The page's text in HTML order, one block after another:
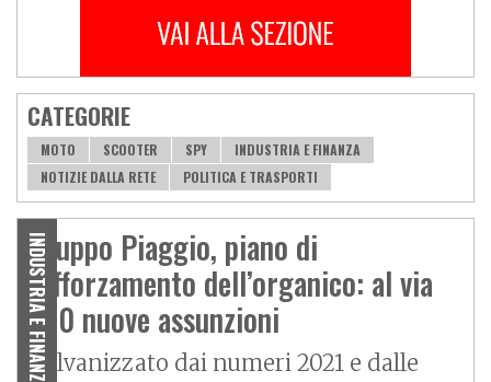
CATEGORIE
MOTO SCOOTER SPY
INDUSTRIA E FINANZA
NOTIZIE DALLA RETE
POLITICA E TRASPORTI
INDUSTRIA E FINANZA
Gruppo Piaggio, piano di
rafforzamento dell’organico: al via
580 nuove assunzioni
Galvanizzato dai numeri 2021 e dalle